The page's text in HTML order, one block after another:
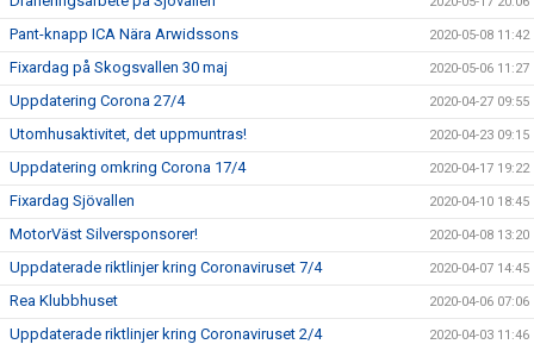
Pant-knapp ICA Nära Arwidssons 2020-05-08 11:42
Fixardag på Skogsvallen 30 maj 2020-05-06 11:27
Uppdatering Corona 27/4 2020-04-27 09:55
Utomhusaktivitet, det uppmuntras! 2020-04-23 09:15
Uppdatering omkring Corona 17/4 2020-04-17 19:22
Fixardag Sjövallen 2020-04-10 18:45
MotorVäst Silversponsorer! 2020-04-08 13:20
Uppdaterade riktlinjer kring Coronaviruset 7/4 2020-04-07 14:45
Rea Klubbhuset 2020-04-06 07:06
Uppdaterade riktlinjer kring Coronaviruset 2/4 2020-04-03 11:46